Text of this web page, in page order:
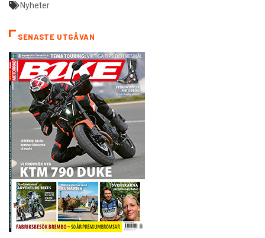
Nyheter
SENASTE UTGÅVAN